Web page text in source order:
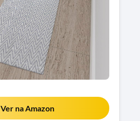
Ver na Amazon